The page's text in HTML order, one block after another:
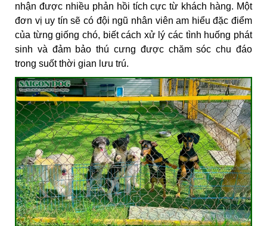
nhận được nhiều phản hồi tích cực từ khách hàng. Một
đơn vị uy tín sẽ có đội ngũ nhân viên am hiểu đặc điểm
của từng giống chó, biết cách xử lý các tình huống phát
sinh và đảm bảo thú cưng được chăm sóc chu đáo
trong suốt thời gian lưu trú.